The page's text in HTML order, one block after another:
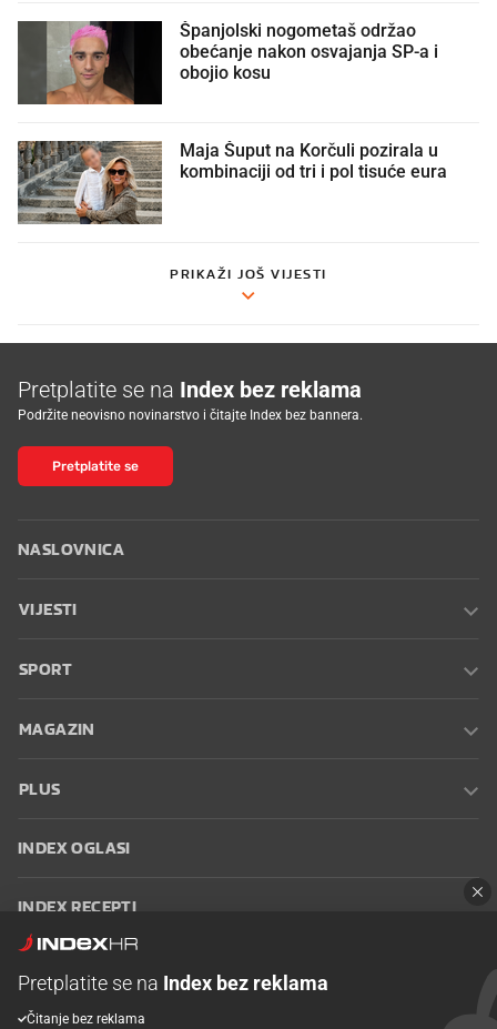
Španjolski nogometaš održao
obećanje nakon osvajanja SP-a i
obojio kosu
Maja Šuput na Korčuli pozirala u
kombinaciji od tri i pol tisuće eura
PRIKAŽI JOŠ VIJESTI
Pretplatite se na Index bez reklama
Podržite neovisno novinarstvo i čitajte Index bez bannera.
Pretplatite se
NASLOVNICA
VIJESTI
SPORT
MAGAZIN
PLUS
INDEX OGLASI
INDEX RECEPTI
Oglašavanje Zaposli se na Indexu
Pretplatite se na Index bez reklama
Čitanje bez reklama